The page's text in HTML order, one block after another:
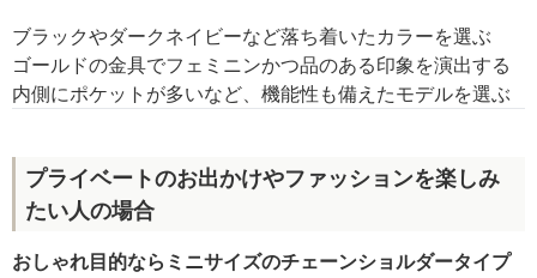
ブラックやダークネイビーなど落ち着いたカラーを選ぶ
ゴールドの金具でフェミニンかつ品のある印象を演出する
内側にポケットが多いなど、機能性も備えたモデルを選ぶ
プライベートのお出かけやファッションを楽しみ
たい人の場合
おしゃれ目的ならミニサイズのチェーンショルダータイプ